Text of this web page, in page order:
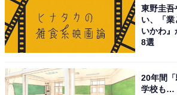
東野圭吾
い、「
いかわ
8選
20年間
学校も…